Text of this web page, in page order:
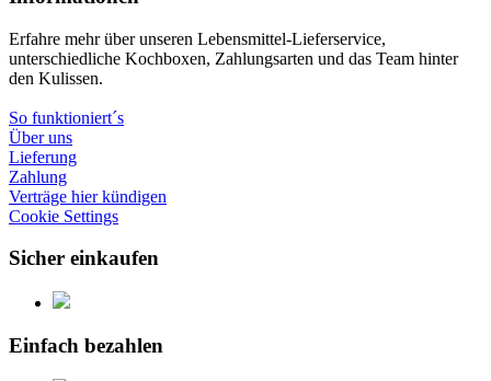
Erfahre mehr über unseren Lebensmittel-Lieferservice,
unterschiedliche Kochboxen, Zahlungsarten und das Team hinter
den Kulissen.
So funktioniert´s
Über uns
Lieferung
Zahlung
Verträge hier kündigen
Cookie Settings
Sicher einkaufen
Einfach bezahlen